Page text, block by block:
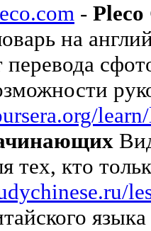
-
на
перевода
тех, кто